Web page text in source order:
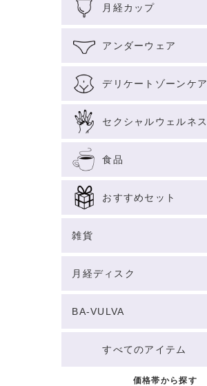
月経カップ
アンダーウェア
デリケートゾーンケア
セクシャルウェルネス
食品
おすすめセット
雑貨
月経ディスク
BA-VULVA
すべてのアイテム
価格帯から探す